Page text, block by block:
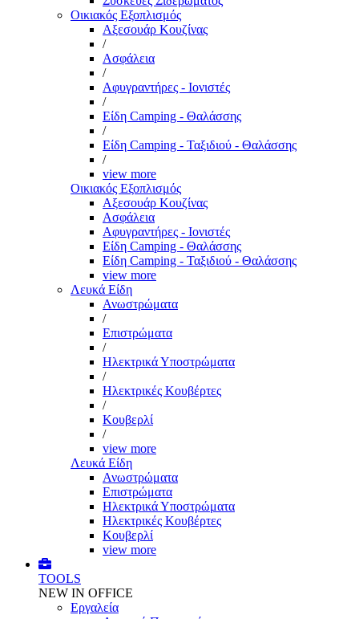
Οικιακός Εξοπλισμός
Αξεσουάρ Κουζίνας
/
Ασφάλεια
/
Αφυγραντήρες - Ιονιστές
/
Είδη Camping - Θαλάσσης
/
Είδη Camping - Ταξιδιού - Θαλάσσης
/
view more
Οικιακός Εξοπλισμός
Αξεσουάρ Κουζίνας
Ασφάλεια
Αφυγραντήρες - Ιονιστές
Είδη Camping - Θαλάσσης
Είδη Camping - Ταξιδιού - Θαλάσσης
view more
Λευκά Είδη
Ανωστρώματα
/
Επιστρώματα
/
Ηλεκτρικά Υποστρώματα
/
Ηλεκτρικές Κουβέρτες
/
Κουβερλί
/
view more
Λευκά Είδη
Ανωστρώματα
Επιστρώματα
Ηλεκτρικά Υποστρώματα
Ηλεκτρικές Κουβέρτες
Κουβερλί
view more
TOOLS
NEW IN OFFICE
Εργαλεία